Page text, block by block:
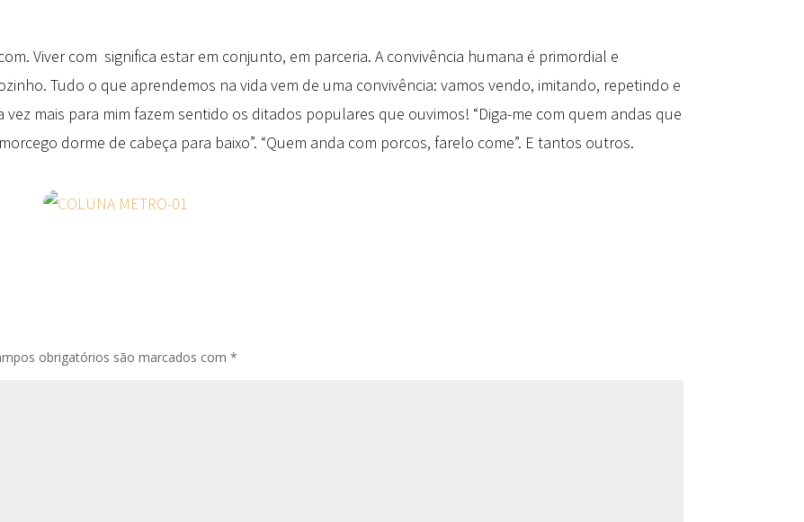
Viver com significa estar em conjunto, em parceria. A convivência humana é primordial e
Tudo o que aprendemos na vida vem de uma convivência: vamos vendo, imitando, repetindo e
mais para mim fazem sentido os ditados populares que ouvimos! “Diga-me com quem andas que
dorme de cabeça para baixo”. “Quem anda com porcos, farelo come”. E tantos outros.
obrigatórios são marcados com*